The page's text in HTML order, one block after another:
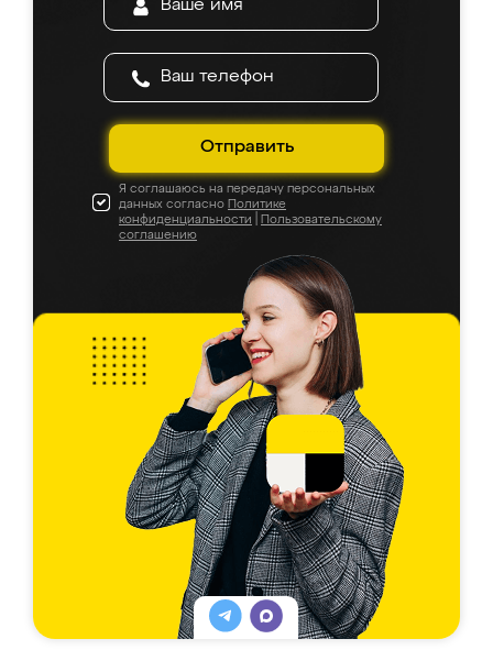
Отправить
Я соглашаюсь на передачу персональных
данных согласно Политике
конфиденциальности
Пользовательскому
соглашению